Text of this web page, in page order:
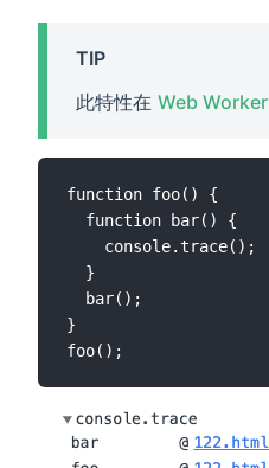
TIP
此特性在 Web Worker
function foo() {
  function bar() {
    console.trace();
  }
  bar();
}